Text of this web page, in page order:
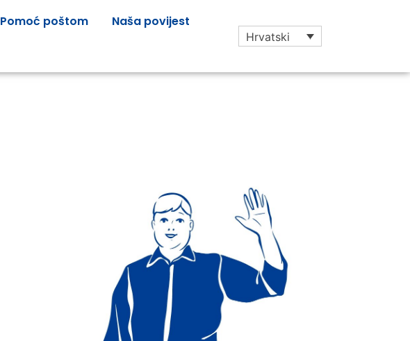
Pomoć poštom
Naša povijest
Hrvatski